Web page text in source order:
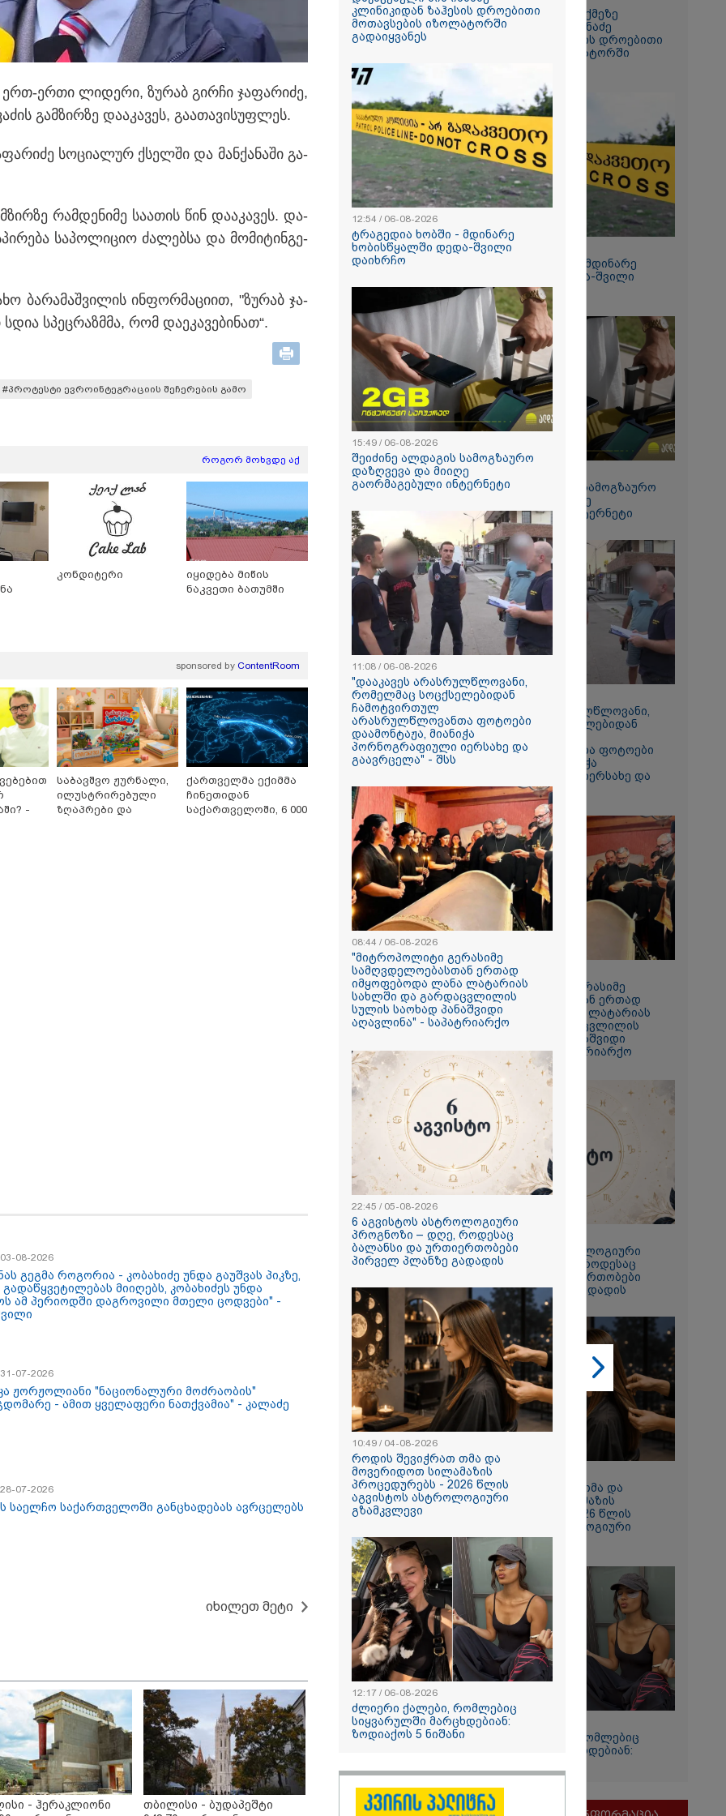
არავითარი დაავადება არ
კლინიკაში
- რას ამბობს მისი
"არავითარი საპანიკო,
არავითარი დაავადება არ
ყოფილა" - ირაკლი
ღარიბაშვილი კლინიკაში
ჰყავდათ გადაყვანილი - რას
ამბობს მისი ადვოკატი?
(ვიდეო)
რამ გამოიწვია
საქართველოს
ელექტროენერგეტიკული
სისტემის სრული გათიშვა -
რას ამბობს სემეკ-ის წევრი
რა სასჯელი ემუქრება ნია
იმნაძეს? - პროკურატურამ
მას ბრალდება წარუდგინა
08-2026
პატიმრობა
გააჩინა,
კი დაზიანებები
11:16 / 06-08-2026
ცნობილი ხდება, რომ
მოსკოვში, რესტორანში
მომხდარ აფეთქებას
რუსი გენერალი
ემსხვერპლა - კურიერის
მიერ მიტანილი
"საჩუქარი" და ჩაშლილი
წვეულება: ახალი
დეტალები
ბუნებაში გაუშვეს
კადრები
14:09 / 06-08-2026
დამტკიცდა საგზაო
უსაფრთხოების
ეროვნული სტრატეგია,
რომელიც საგზაო
დაშავებულთა და
დაღუპულთა
რაოდენობის 25%-ით
შემცირებას
ითვალისწინებს - რას
მოიცავს ის?
- ჰერაკლიონი
ლარიდან
თბილისი - ბუდაპეშტი
942.70 ლარიდან
თბილისი - რომი 1364.80
უპატივცემლობის ფაქტზე
1 წლით და 6 თვით
თავისუფლების აღკვეთა
რითაც
წააქეზა" -
19:33 / 06-08-2026
რა სასჯელი ემუქრება ნია
იმნაძეს? -
პროკურატურამ მას
ბრალდება წარუდგინა
08-2026
საქმეზე
და ანასტასია
ბრალდება
15:54 / 06-08-2026
"ბრალი არის აბურდული
- სამწუხაროა, რომ
სრულიად უდანაშაულო
ბავშვის ცხოვრება
დაანგრიეს"- გიგა
ავალიანის საქმეზე
დაკავებული ანასტასია
ბერუაშვილის ადვოკატი
პატიმრობა ემუქრებათ
რა გახდა “სამგორის”
მეტროში სტუდენტის
გარდაცვალების მიზეზი
- ცნობილია
ექსპერტიზის პასუხი
10:58 / 06-08-2026
"დადგება დრო და თქვენი
დღევანდელი "პოსტაობა"
საკუთარ თავთან
შეგარცხვენთ... თქვენი
გიგა ავალიანის საქმეზე
დაკავებული ნია იმნაძე
კლინიკიდან ზაჰესის დროებითი
მოთავსების იზოლატორში
12:54 / 06-08-2026
ტრაგედია ხობში - მდინარე
ხობისწყალში დედა-შვილი
დაიხრჩო
შეიძინე ალდაგის სამოგზაურო
დაზღვევა და მიიღე
გაორმაგებული ინტერნეტი
11:08 / 06-08-2026
"დააკავეს არასრულწლოვანი,
რომელმაც სოცქსელებიდან
არასრულწლოვანთა ფოტოები
დაამონტაჟა, მიანიჭა
პორნოგრაფიული იერსახე და
გაავრცელა" - შსს
08:44 / 06-08-2026
"მიტროპოლიტი გერასიმე
სამღვდელოებასთან ერთად
იმყოფებოდა ლანა ლატარიას
სახლში და გარდაცვლილის
სულის საოხად პანაშვიდი
აღავლინა" - საპატრიარქო
22:45 / 05-08-2026
6 აგვისტოს ასტროლოგიური
პროგნოზი – დღე, როდესაც
ბალანსი და ურთიერთობები
პირველ პლანზე გადადის
10:49 / 04-08-2026
როდის შევიჭრათ თმა და
მოვერიდოთ სილამაზის
პროცედურებს - 2026 წლის
აგვისტოს ასტროლოგიური
გზამკვლევი
12:17 / 06-08-2026
ძლიერი ქალები, რომლებიც
სიყვარულში მარცხდებიან:
ერთი ლი­დე­რი, ზუ­რაბ გირ­ჩი ჯა­ფა­რი­ძე,
გამ­ზირ­ზე და­ა­კა­ვეს, გა­ა­თა­ვი­სუფ­ლეს.
სო­ცი­ა­ლურ ქსელ­ში და მან­ქა­ნა­ში გა­
რამ­დე­ნი­მე სა­ა­თის წინ და­ა­კა­ვეს. და­
სა­პო­ლი­ციო ძა­ლებ­სა და მო­მი­ტინ­გე­
ბა­რა­მაშ­ვი­ლის ინ­ფორ­მა­ცი­ით, "ზუ­რაბ ჯა­
სპეც­რაზმმა, რომ და­ე­კა­ვე­ბი­ნათ“.
#პროტესტი ევროინტეგრაციის შეჩერების გამო
როგორ მოხვდე აქ
კონდიტერი
იყიდება მიწის
ნაკვეთი ბათუმში
sponsored by ContentRoom
-
საბავშვო ჟურნალი,
ილუსტრირებული
ზღაპრები და
ქართველმა ექიმმა
ჩინეთიდან
საქართველოში, 6 000
08-2026
გეგმა როგორია - კობახიძე უნდა გაუშვას პიკზე,
მიიღებს, კობახიძეს უნდა
ამ პერიოდში დაგროვილი მთელი ცოდვები" -
07-2026
ჟორჟოლიანი "ნაციონალური მოძრაობის"
- ამით ყველაფერი ნათქვამია" - კალაძე
07-2026
საელჩო საქართველოში განცხადებას ავრცელებს
იხილეთ მეტი
- ჰერაკლიონი
თბილისი - ბუდაპეშტი
კლინიკიდან ზაჰესის დროებითი
მოთავსების იზოლატორში
გადაიყვანეს
12:54 / 06-08-2026
ტრაგედია ხობში - მდინარე
ხობისწყალში დედა-შვილი
დაიხრჩო
15:49 / 06-08-2026
შეიძინე ალდაგის სამოგზაურო
დაზღვევა და მიიღე
გაორმაგებული ინტერნეტი
11:08 / 06-08-2026
"დააკავეს არასრულწლოვანი,
რომელმაც სოცქსელებიდან
ჩამოტვირთულ
არასრულწლოვანთა ფოტოები
დაამონტაჟა, მიანიჭა
პორნოგრაფიული იერსახე და
გაავრცელა" - შსს
08:44 / 06-08-2026
"მიტროპოლიტი გერასიმე
სამღვდელოებასთან ერთად
იმყოფებოდა ლანა ლატარიას
სახლში და გარდაცვლილის
სულის საოხად პანაშვიდი
აღავლინა" - საპატრიარქო
22:45 / 05-08-2026
6 აგვისტოს ასტროლოგიური
პროგნოზი – დღე, როდესაც
ბალანსი და ურთიერთობები
პირველ პლანზე გადადის
10:49 / 04-08-2026
როდის შევიჭრათ თმა და
მოვერიდოთ სილამაზის
პროცედურებს - 2026 წლის
აგვისტოს ასტროლოგიური
გზამკვლევი
12:17 / 06-08-2026
ძლიერი ქალები, რომლებიც
სიყვარულში მარცხდებიან:
ზოდიაქოს 5 ნიშანი